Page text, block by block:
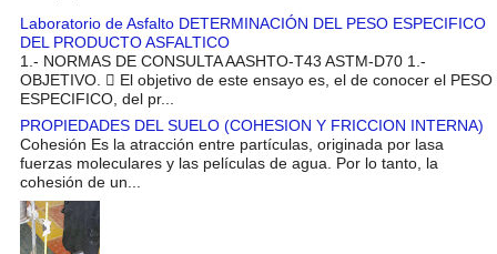
Laboratorio de Asfalto DETERMINACIÓN DEL PESO ESPECIFICO
DEL PRODUCTO ASFALTICO
1.- NORMAS DE CONSULTA AASHTO-T43 ASTM-D70 1.-
OBJETIVO.  El objetivo de este ensayo es, el de conocer el PESO
ESPECIFICO, del pr...
PROPIEDADES DEL SUELO (COHESION Y FRICCION INTERNA)
Cohesión Es la atracción entre partículas, originada por lasa
fuerzas moleculares y las películas de agua. Por lo tanto, la
cohesión de un...